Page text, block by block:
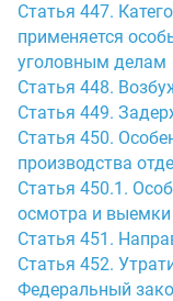
Статья 447.
применяется
уголовным делам
Статья 448.
Статья 449.
Статья 450.
производства
Статья 450.1.
осмотра и
Статья 451.
Статья 452.
Федеральный